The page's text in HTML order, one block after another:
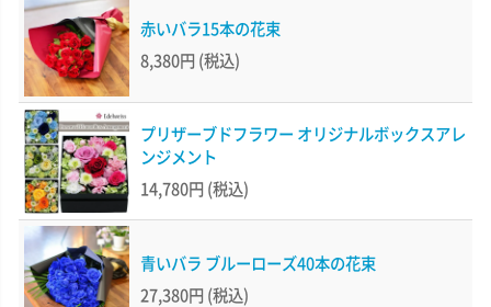
赤いバラ15本の花束
8,380円 (税込)
プリザーブドフラワー オリジナルボックスアレ
ンジメント
14,780円 (税込)
青いバラ ブルーローズ40本の花束
27,380円 (税込)